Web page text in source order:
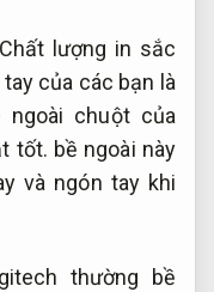
Chất lượng in sắc
của các bạn là
chuột của
tốt. bề ngoài này
và ngón tay khi
thường bề